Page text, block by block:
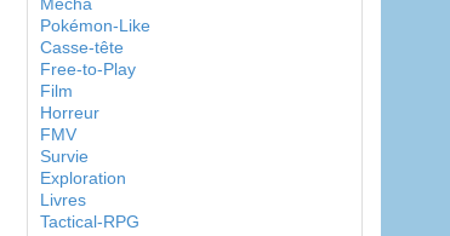
Pokémon-Like
Casse-tête
Free-to-Play
Film
Horreur
FMV
Survie
Exploration
Livres
Tactical-RPG